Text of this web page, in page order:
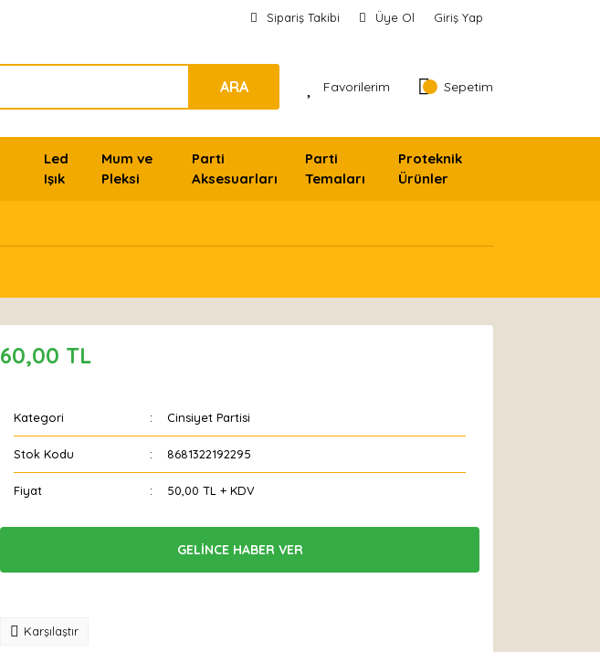
Sipariş Takibi Üye Ol Giriş Yap
ARA Favorilerim Sepetim
Led
Işık
Mum ve
Pleksi
Parti
Aksesuarları
Parti
Temaları
Proteknik
Ürünler
60,00 TL
Kategori Cinsiyet Partisi
Stok Kodu 8681322192295
Fiyat 50,00 TL + KDV
GELİNCE HABER VER
Karşılaştır